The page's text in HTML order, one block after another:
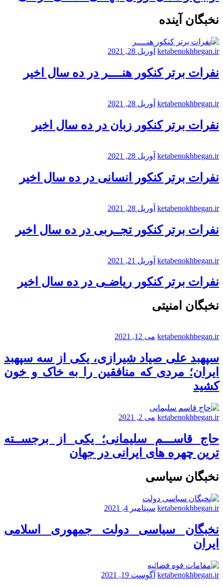
نخبگان آینده
ketabenokhbegan.ir آوریل 28, 2021
نفرات برتر کنکور هنــــر در ده سال اخیر
ketabenokhbegan.ir آوریل 28, 2021
نفرات برتر کنکور زبان در ده سال اخیر
ketabenokhbegan.ir آوریل 28, 2021
نفرات برتر کنکور انسانی در ده سال اخیر
ketabenokhbegan.ir آوریل 28, 2021
نفرات برتر کنکور تجــربی در ده سال اخیر
ketabenokhbegan.ir آوریل 21, 2021
نفرات برتر کنکور ریاضـی در ده سال اخیر
نخبگان امنیتی
ketabenokhbegan.ir می 12, 2021
سپهبد علی صیاد شیرازی، یکی از سه سپهبد
ایران؛ مردی که منافقین را به خاک و خون
کشید
ketabenokhbegan.ir می 2, 2021
حاج قاســـم سلیمانی؛ یکی از برجســته
ترین چهره های ایرانی در جهان
نخبگان سیاسی
ketabenokhbegan.ir سپتامبر 4, 2021
نخبگان سیاسی دولت جمهوری اسلامی
ایران
ketabenokhbegan.ir آگوست 19, 2021